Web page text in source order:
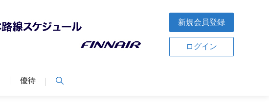
新規会員登録
ログイン
優待